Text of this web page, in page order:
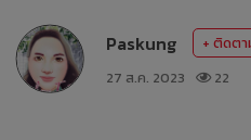
Paskung
+ ติดตา
27 ส.ค. 2023
22